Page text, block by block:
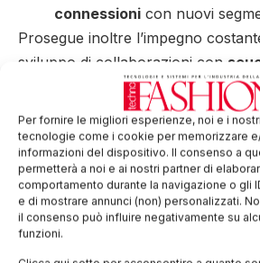
Per fornire le migliori esperienze, noi e i
tecnologie come i cookie per memorizzare
informazioni del dispositivo. Il consenso a
permetterà a noi e ai nostri partner di
comportamento durante la navigazione o gli
e di mostrare annunci (non) personalizzati.
il consenso può influire negativamente su
funzioni.
connessioni con nuovi
Prosegue inoltre l’impegno
sviluppo di collaborazioni con
Fashion Design, a conferma della
sul talento e sul futuro del settore.
Un Club italiano e
Entrare in IACDE Italia significa
attivamente a
una rete che